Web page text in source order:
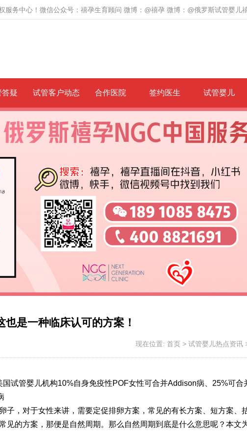
服务中心！微信公众号：禧孕生育顾问 微博：@禧孕 微博：@俄罗斯试管婴儿
答疑 试管客户动态 合作医院 签约医生 试管婴儿
是一种临床认可的方案！
现在位置: 首页 > 试管婴儿热点资讯
试管婴儿机构10%自身免疫性POF女性可合并Addison病、25%可合
子，对于女性来讲，需要定促排卵方案，常见的有长方案、短方案、
见的方案，那便是自然周期。那么自然周期到底是什么意思呢？本文